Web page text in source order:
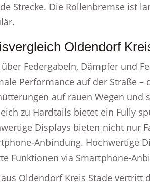
Strecke. Die Rollenbremse ist
Oldendorf
Federgabeln, Dämpfer und
Performance auf der Straße –
auf rauen Wegen
zu Hardtails bietet ein Fully
Displays bieten nicht nur
Anbindung. Hochwertige
Funktionen via Smartphone-
Oldendorf Kreis Stade vertritt